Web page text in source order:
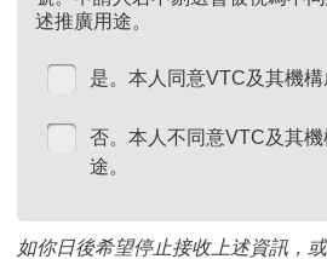
述推廣用途。
是。本人同意VTC及其機
否。本人不同意VTC及其
途。
如你日後希望停止接收上述資訊，